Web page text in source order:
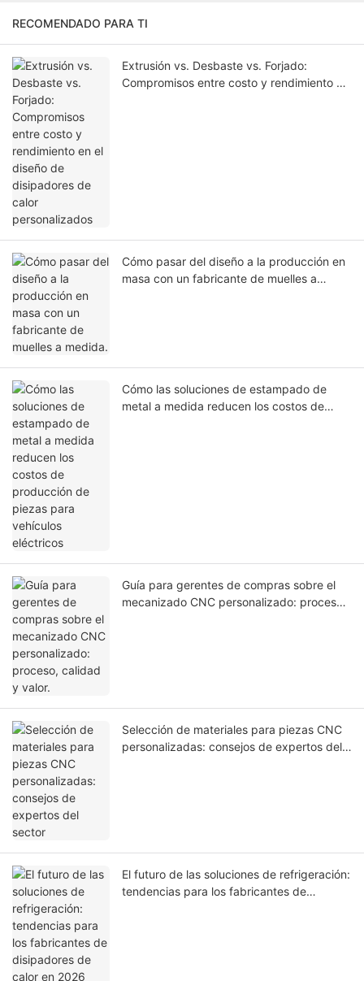
RECOMENDADO PARA TI
Extrusión vs. Desbaste vs. Forjado:
Compromisos entre costo y rendimiento en
Cómo pasar del diseño a la producción en
masa con un fabricante de muelles a
Cómo las soluciones de estampado de
metal a medida reducen los costos de
Guía para gerentes de compras sobre el
mecanizado CNC personalizado: proceso,
Selección de materiales para piezas CNC
personalizadas: consejos de expertos del
El futuro de las soluciones de refrigeración:
tendencias para los fabricantes de